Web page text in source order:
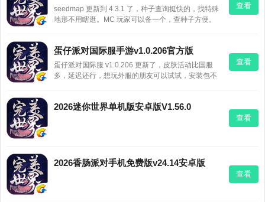
seedmap 更新到 4.3.1 了，种子查询挺快的，找特殊
地形不用瞎逛。MC 玩家可以备一个，查种子方便。
查看
蛋仔派对国际服手游v1.0.206官方版
蛋仔派对国际服 v1.0.206 更新了，皮肤活动比国服
多，延迟还行，想玩外服的朋友可以试试，安装包不
查看
2026迷你世界单机版安卓版V1.56.0
查看
2026香肠派对手机免费版v24.14安卓版
查看